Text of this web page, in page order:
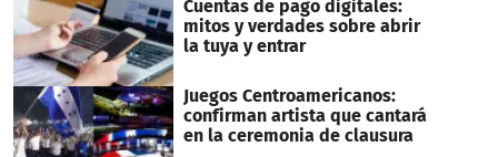
Cuentas de pago digitales:
mitos y verdades sobre abrir
la tuya y entrar
Juegos Centroamericanos:
confirman artista que cantará
en la ceremonia de clausura